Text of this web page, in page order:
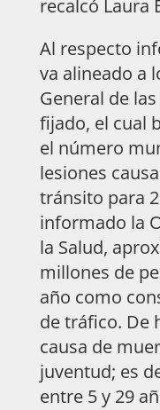
recalcó Laura
Al respecto
va alineado a
General de
fijado, el cual
el número
lesiones
tránsito para
informado la
la Salud,
millones de
año como
de tráfico. De
causa de
juventud; es
entre 5 y 29